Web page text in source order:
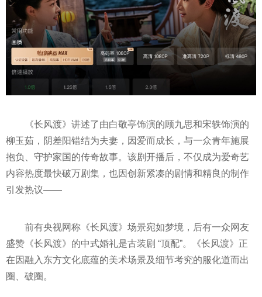
《长风渡》讲述了由白敬亭饰演的顾九思和宋轶饰演的
柳玉茹，阴差阳错结为夫妻，因爱而成长，与一众青年施展
抱负、守护家国的传奇故事。该剧开播后，不仅成为爱奇艺
内容热度最快破万剧集，也因创新紧凑的剧情和精良的制作
引发热议——
前有央视网称《长风渡》场景宛如梦境，后有一众网友
盛赞《长风渡》的中式婚礼是古装剧 “顶配”。《长风渡》正
在因融入东方文化底蕴的美术场景及细节考究的服化道而出
圈、破圈。